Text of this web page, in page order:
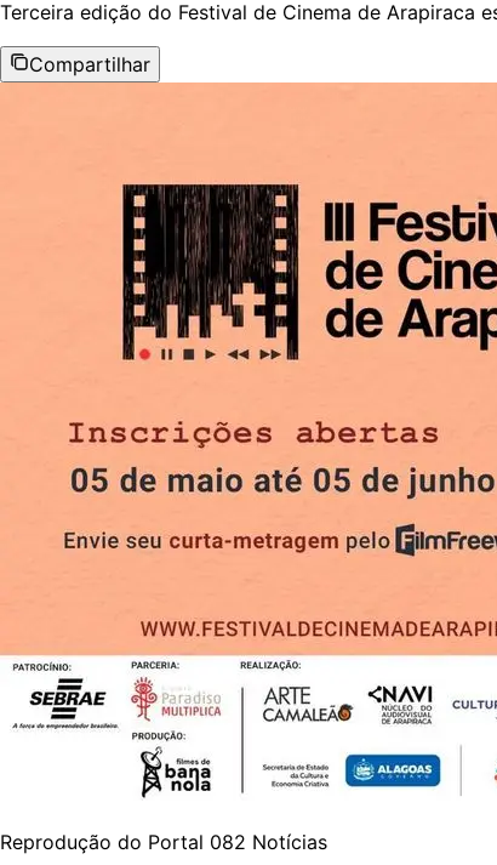
Terceira edição do Festival de Cinema de Arapiraca
Compartilhar
Reprodução do Portal 082 Notícias